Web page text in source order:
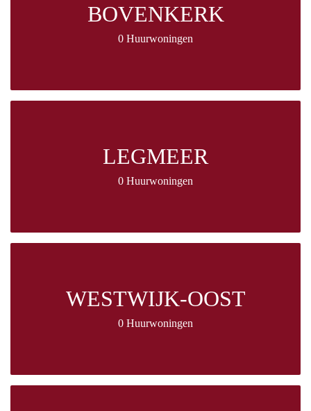
BOVENKERK
0 Huurwoningen
LEGMEER
0 Huurwoningen
WESTWIJK-OOST
0 Huurwoningen